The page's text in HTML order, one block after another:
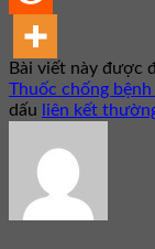
Bài viết này được
Thuốc chống
dấu liên kết